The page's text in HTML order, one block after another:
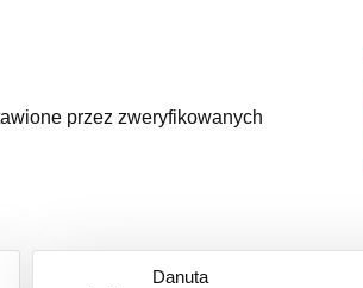
przez zweryfikowanych
Danuta